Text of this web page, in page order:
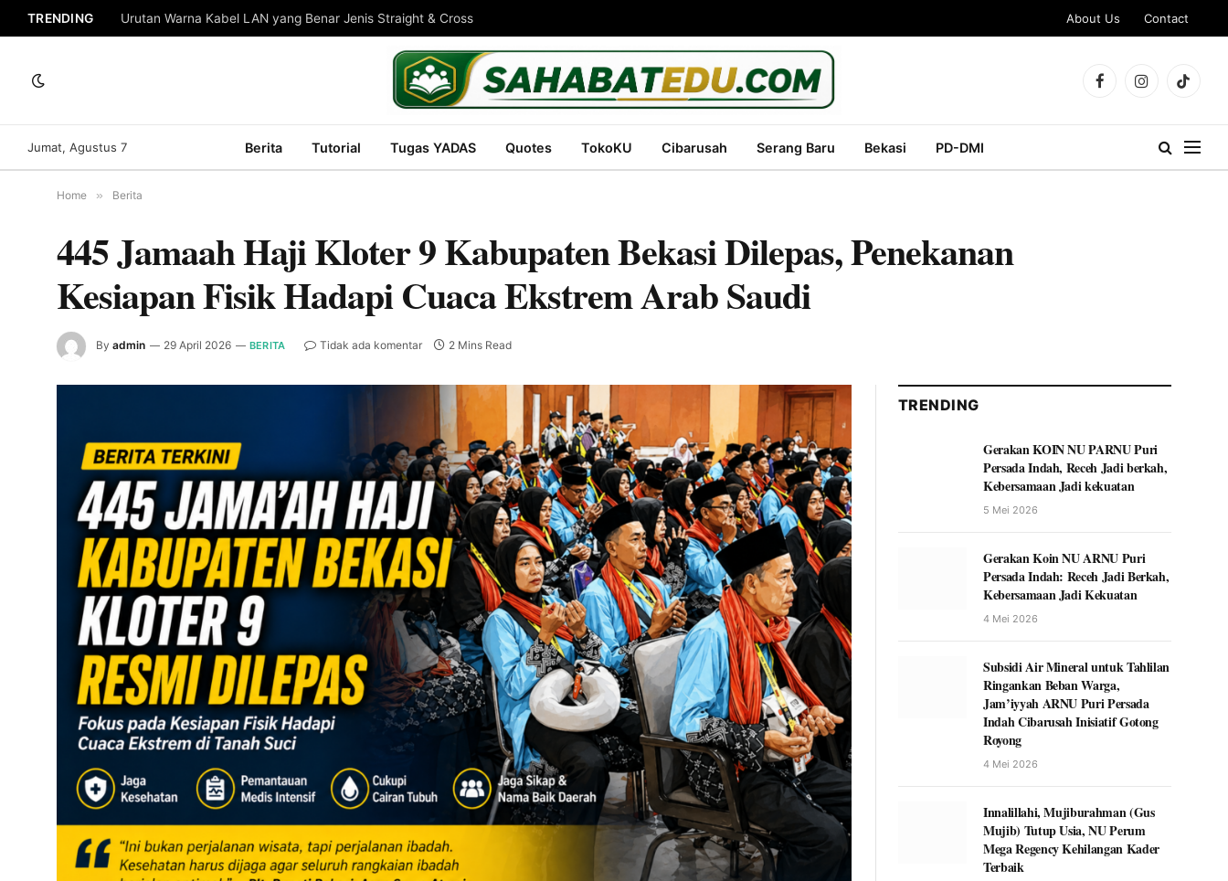
TRENDING Urutan Warna Kabel LAN yang Benar Jenis Straight & Cross About Us Contact
FacebookInstagramTikTok
Jumat, Agustus 7 Berita Tutorial Tugas YADAS Quotes TokoKU Cibarusah Serang Baru Bekasi PD-DMI
Home » Berita
445 Jamaah Haji Kloter 9 Kabupaten Bekasi Dilepas, Penekanan
Kesiapan Fisik Hadapi Cuaca Ekstrem Arab Saudi
By admin 29 April 2026 BERITA Tidak ada komentar 2 Mins Read
TRENDING
Gerakan KOIN NU PARNU Puri
Persada Indah, Receh Jadi berkah,
Kebersamaan Jadi kekuatan
5 Mei 2026
Gerakan Koin NU ARNU Puri
Persada Indah: Receh Jadi Berkah,
Kebersamaan Jadi Kekuatan
4 Mei 2026
Subsidi Air Mineral untuk Tahlilan
Ringankan Beban Warga,
Jam’iyyah ARNU Puri Persada
Indah Cibarusah Inisiatif Gotong
Royong
4 Mei 2026
Innalillahi, Mujiburahman (Gus
Mujib) Tutup Usia, NU Perum
Mega Regency Kehilangan Kader
Terbaik